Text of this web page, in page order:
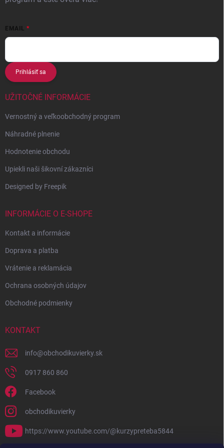
EMAIL
Prihlásiť sa
UŽITOČNÉ INFORMÁCIE
Vernostný a veľkoobchodný program
Náhradné plnenie
Hodnotenie obchodu
Upiekli naši šikovní zákazníci
Designed by Freepik
INFORMÁCIE O E-SHOPE
Kontakt a informácie
Doprava a platba
Vrátenie a reklamácia
Ochrana osobných údajov
Obchodné podmienky
KONTAKT
info@obchodikuvierky.sk
0917 860 860
Facebook
obchodikuvierky
https://www.youtube.com/@kurzypreteba5844